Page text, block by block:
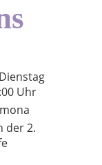
Uhr
der 2.